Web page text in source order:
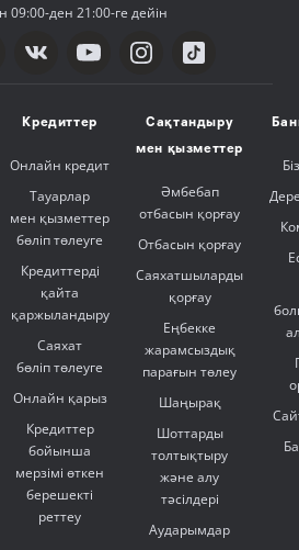
09:00-ден 21:00-ге дейін
Кредиттер
Онлайн кредит
Тауарлар
мен қызметтер
бөліп төлеуге
Кредиттерді
қайта
қаржыландыру
Саяхат
бөліп төлеуге
Онлайн қарыз
Кредиттер
бойынша
мерзімі өткен
берешекті
реттеу
Сақтандыру
мен қызметтер
Әмбебап
отбасын қорғау
Отбасын қорғау
Саяхатшыларды
қорғау
Еңбекке
жарамсыздық
парағын төлеу
Шаңырақ
Шоттарды
толтықтыру
және алу
тәсілдері
Аударымдар